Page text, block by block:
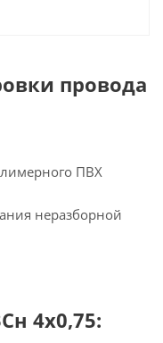
провода
ПВХ
неразборной
4х0,75: